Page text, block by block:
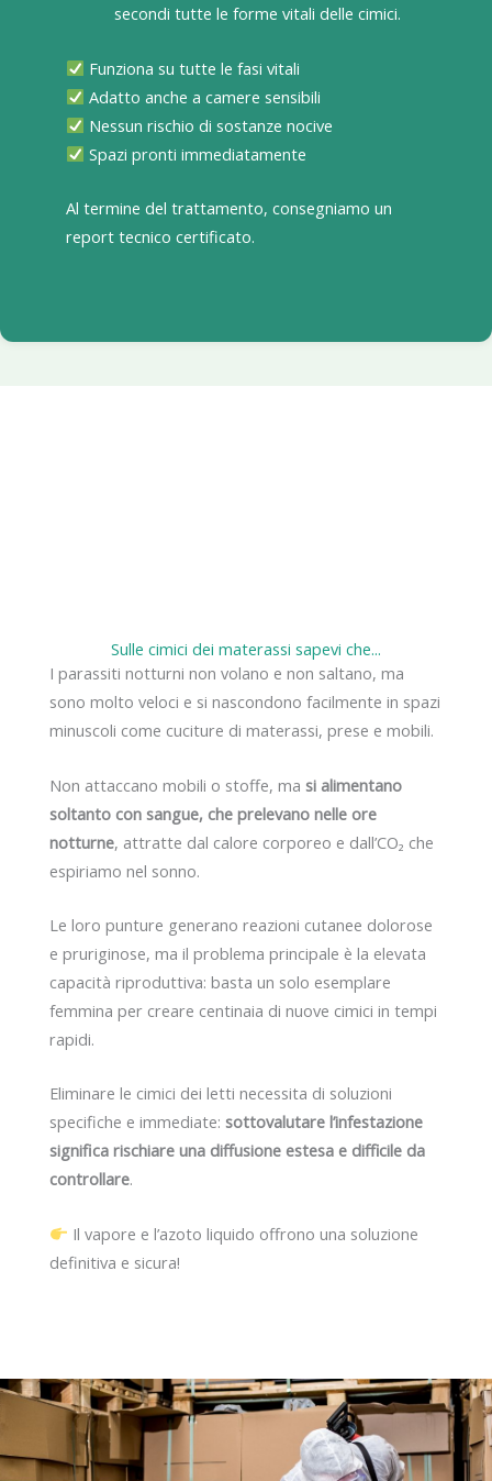
secondi tutte le forme vitali delle cimici.
Funziona su tutte le fasi vitali
Adatto anche a camere sensibili
Nessun rischio di sostanze nocive
Spazi pronti immediatamente
Al termine del trattamento, consegniamo un
report tecnico certificato.
Sulle cimici dei materassi sapevi che...
I parassiti notturni non volano e non saltano, ma
sono molto veloci e si nascondono facilmente in spazi
minuscoli come cuciture di materassi, prese e mobili.
Non attaccano mobili o stoffe, ma si alimentano
soltanto con sangue, che prelevano nelle ore
notturne, attratte dal calore corporeo e dall’CO₂ che
espiriamo nel sonno.
Le loro punture generano reazioni cutanee dolorose
e pruriginose, ma il problema principale è la elevata
capacità riproduttiva: basta un solo esemplare
femmina per creare centinaia di nuove cimici in tempi
rapidi.
Eliminare le cimici dei letti necessita di soluzioni
specifiche e immediate: sottovalutare l’infestazione
significa rischiare una diffusione estesa e difficile da
controllare.
Il vapore e l’azoto liquido offrono una soluzione
definitiva e sicura!